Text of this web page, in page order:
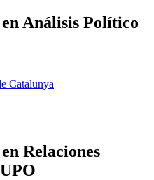
Análisis Político
Catalunya
Relaciones